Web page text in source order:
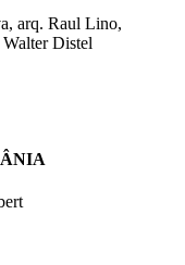
arq. Raul Lino,
Distel